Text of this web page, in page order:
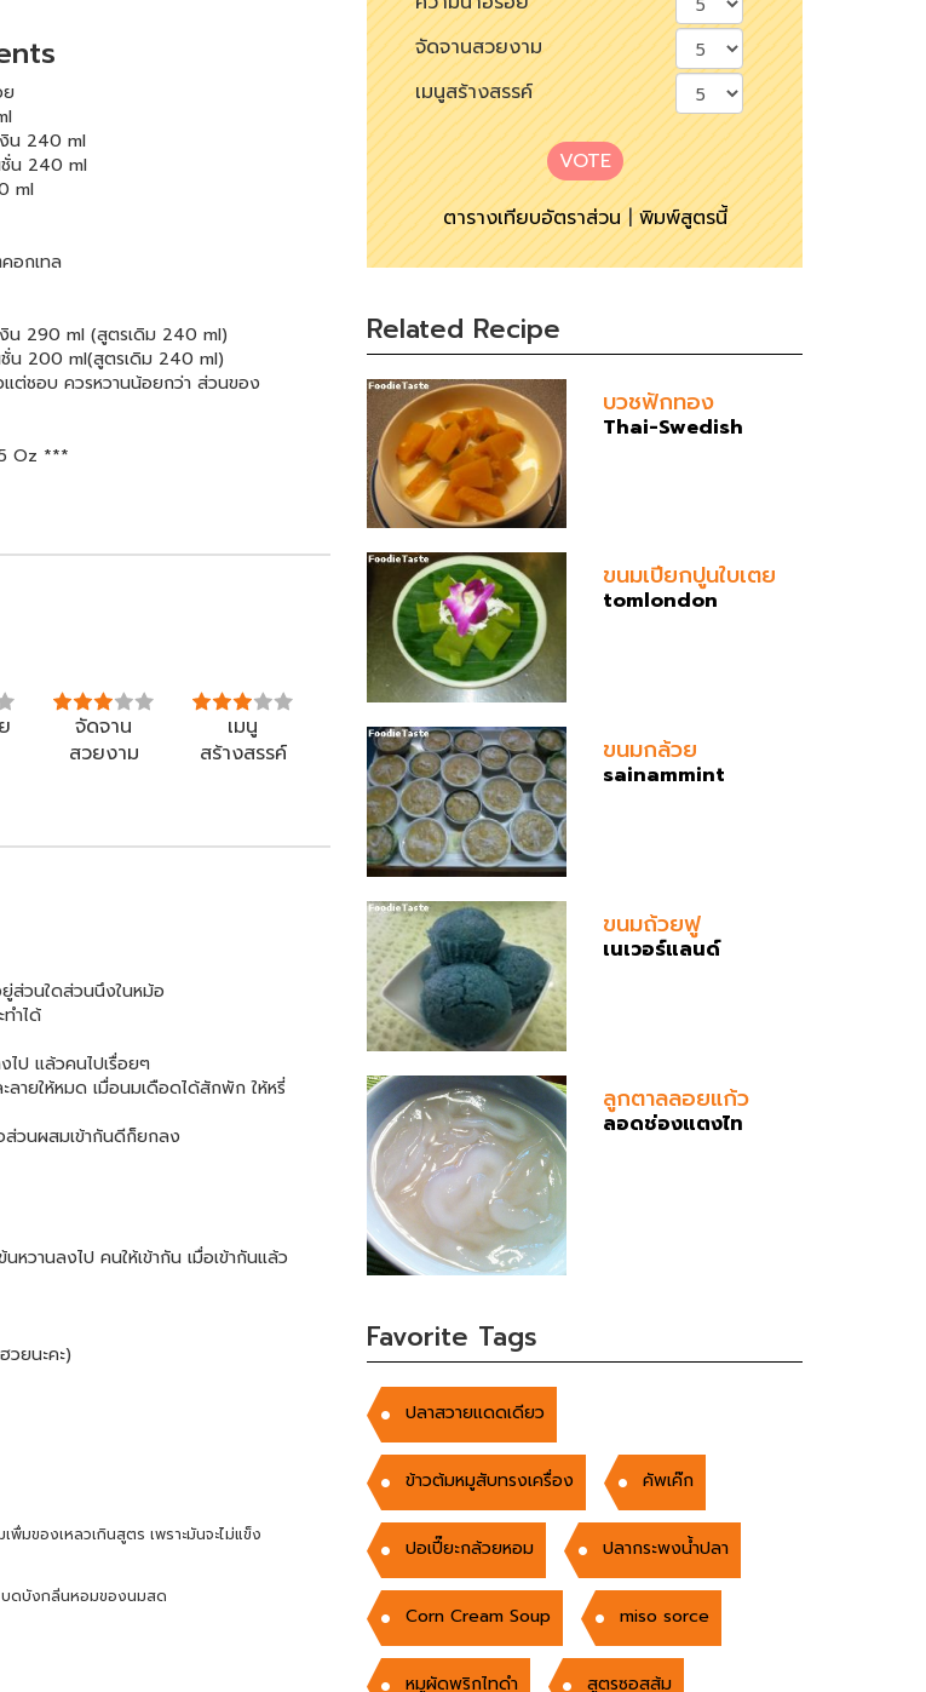
งิน 240 ml
ชั่น 240 ml
ml
อกเทล
งิน 290 ml (สูตรเดิม 240 ml)
ชั่น 200 ml(สูตรเดิม 240 ml)
ต่ชอบ ควรหวานน้อยกว่า ส่วนของ
Oz ***
จัดจาน
สวยงาม
เมนู
สร้างสรรค์
ยู่ส่วนใดส่วนนึงในหม้อ
ำได้
ป แล้วคนไปเรื่อยๆ
ลายให้หมด เมื่อนมเดือดได้สักพัก ให้หรี่
วนผสมเข้ากันดีก็ยกลง
วานลงไป คนให้เข้ากัน เมื่อเข้ากันแล้ว
วยนะคะ)
มของเหลวเกินสูตร เพราะมันจะไม่แข็ง
บดบังกลิ่นหอมของนมสด
จัดจานสวยงาม
เมนูสร้างสรรค์
VOTE
ตารางเทียบอัตราส่วน|พิมพ์สูตรนี้
Related Recipe
บวชฟักทอง
Thai-Swedish
ขนมเปียกปูนใบเตย
tomlondon
ขนมกล้วย
sainammint
ขนมถ้วยฟู
เนเวอร์แลนด์
ลูกตาลลอยแก้ว
ลอดช่องแตงไท
Favorite Tags
ปลาสวายแดดเดียว
ข้าวต้มหมูสับทรงเครื่อง คัพเค๊ก
ปอเปี๊ยะกล้วยหอม ปลากระพงน้ำปลา
Corn Cream Soup miso sorce
หมูผัดพริกไทดำ สูตรซอสส้ม